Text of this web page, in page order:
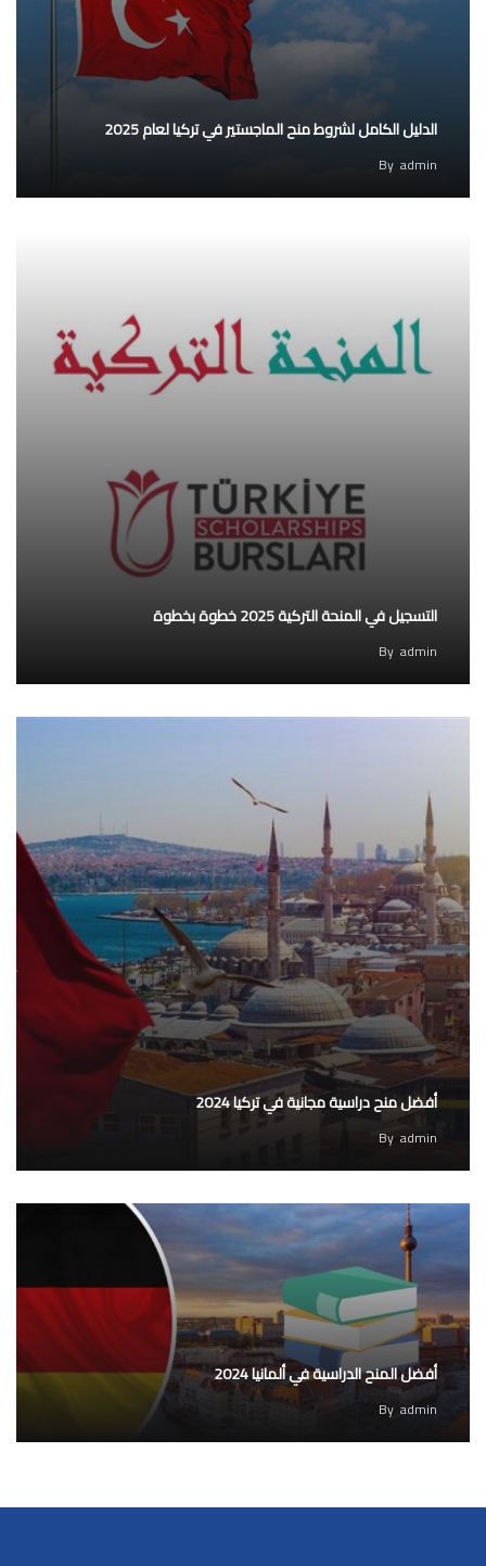
الدليل الكامل لشروط منح الماجستير في تركيا لعام 2025
By admin
التسجيل في المنحة التركية 2025 خطوة بخطوة
By admin
أفضل منح دراسية مجانية في تركيا 2024
By admin
أفضل المنح الدراسية في ألمانيا 2024
By admin